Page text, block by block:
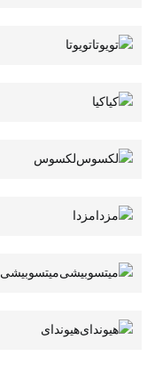
تویوتا
کیا
لکسوس
مزدا
میتسوبیشی
هیوندای